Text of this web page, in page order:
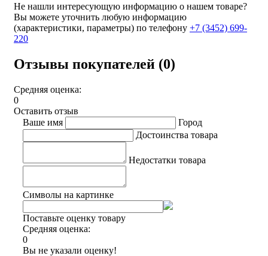
Не нашли интересующую информацию о нашем товаре?
Вы можете уточнить любую информацию
(характеристики, параметры) по телефону +7 (3452) 699-
220
Отзывы покупателей (0)
Средняя оценка:
0
Оставить отзыв
Ваше имя
Город
Достоинства товара
Недостатки товара
Символы на картинке
Поставьте оценку товару
Средняя оценка:
0
Вы не указали оценку!